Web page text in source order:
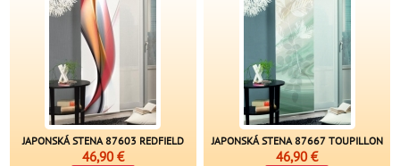
JAPONSKÁ STENA 87603 REDFIELD
46,90 €
JAPONSKÁ STENA 87667 TOUPILLON
46,90 €